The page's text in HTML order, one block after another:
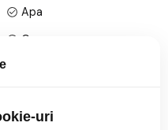
+ balcon de 8 mp ambele.
Apa
Gaz
Calorifere
uri